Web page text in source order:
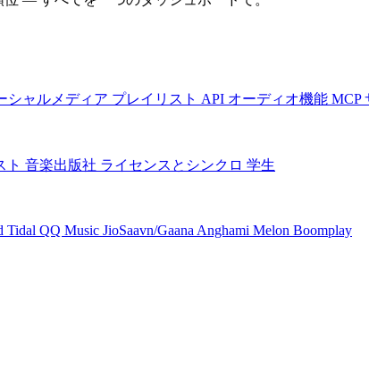
シャルメディア プレイリスト API オーディオ機能 MCP
ト 音楽出版社 ライセンスとシンクロ 学生
Tidal QQ Music JioSaavn/Gaana Anghami Melon Boomplay